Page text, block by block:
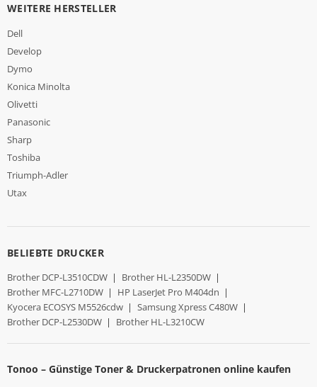
WEITERE HERSTELLER
Dell
Develop
Dymo
Konica Minolta
Olivetti
Panasonic
Sharp
Toshiba
Triumph-Adler
Utax
BELIEBTE DRUCKER
Brother DCP-L3510CDW | Brother HL-L2350DW |
Brother MFC-L2710DW | HP LaserJet Pro M404dn |
Kyocera ECOSYS M5526cdw | Samsung Xpress C480W |
Brother DCP-L2530DW | Brother HL-L3210CW
Tonoo – Günstige Toner & Druckerpatronen online kaufen